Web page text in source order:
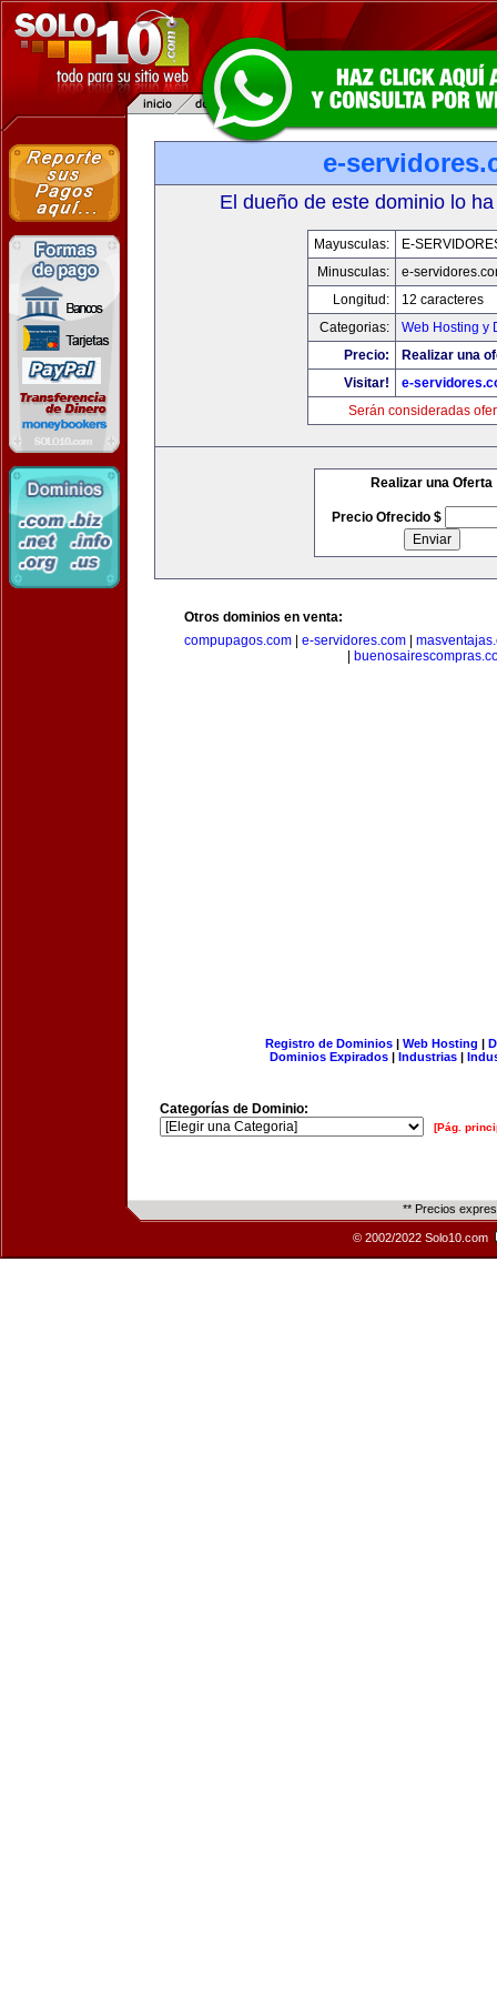
e-
El dueño de este dominio lo
Mayusculas:
E-
Minusculas:
e-
Longitud:
12 caracteres
Categorias:
Web Hosting y
Precio:
Realizar una
Visitar!
e-
Serán consideradas
Realizar una Oferta
Precio Ofrecido $
Otros dominios en venta:
compupagos.com
e-servidores.com
Registro de Dominios| Web Hosting |
Dominios Expirados | Industrias |
Categorías de Dominio:
[Pág.
** Precios
© 2002/2022 Solo10.com